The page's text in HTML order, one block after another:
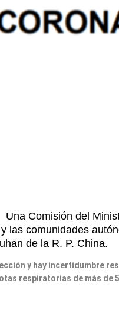
Una Comisión del
las comunidades
de la R. P. China.
y hay incertidumbre
respiratorias de más